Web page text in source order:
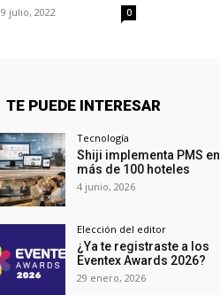
9 julio, 2022 0
TE PUEDE INTERESAR
Tecnología
Shiji implementa PMS en
más de 100 hoteles
4 junio, 2026
Elección del editor
¿Ya te registraste a los
Eventex Awards 2026?
29 enero, 2026